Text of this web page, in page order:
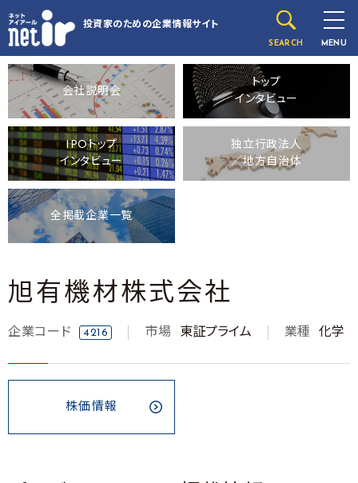
投資家のための企業情報サイト
SEARCH MENU
会社説明会
トップ
インタビュー
IPOトップ
インタビュー
独立行政法人
／地方自治体
全掲載企業一覧
旭有機材株式会社
企業コード 4216 市場 東証プライム 業種 化学
株価情報